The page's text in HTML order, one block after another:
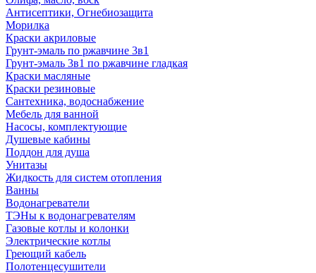
Антисептики, Огнебиозащита
Морилка
Краски акриловые
Грунт-эмаль по ржавчине 3в1
Грунт-эмаль 3в1 по ржавчине гладкая
Краски масляные
Краски резиновые
Сантехника, водоснабжение
Мебель для ванной
Насосы, комплектующие
Душевые кабины
Поддон для душа
Унитазы
Жидкость для систем отопления
Ванны
Водонагреватели
ТЭНы к водонагревателям
Газовые котлы и колонки
Электрические котлы
Греющий кабель
Полотенцесушители